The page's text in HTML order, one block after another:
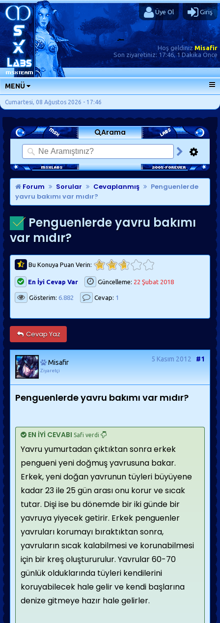
Üye Ol Giriş
Hoş geldinizMisafir
Son ziyaretiniz: 17:46, 1 Dakika Önce
MENÜ
ANA SAYFA
FORUMLAR
SORU-CEVAP
GÜNLÜKLER
SON MESAJLAR
KISAYOLLAR
Cumartesi, 08 Ağustos 2026 - 17:46
Arama
Forum Sorular Cevaplanmış
Penguenlerde
yavru bakımı var mıdır?
Penguenlerde yavru bakımı
var mıdır?
Bu Konuya Puan Verin:
En İyi Cevap Var Güncelleme: 22 Şubat 2018
Gösterim: 6.882 Cevap: 1
Cevap Yaz
Misafir
Ziyaretçi
5 Kasım 2012 #1
Penguenlerde yavru bakımı var mıdır?
EN İYİ CEVABI Safi verdi
Yavru yumurtadan çıktıktan sonra erkek
pengueni yeni doğmuş yavrusuna bakar.
Erkek, yeni doğan yavrunun tüyleri büyüyene
kadar 23 ile 25 gün arası onu korur ve sıcak
tutar. Dişi ise bu dönemde bir iki günde bir
yavruya yiyecek getirir. Erkek penguenler
yavruları korumayı bıraktıktan sonra,
yavruların sıcak kalabilmesi ve korunabilmesi
için bir kreş oluştururulur. Yavrular 60-70
günlük olduklarında tüyleri kendilerini
koruyabilecek hale gelir ve kendi başlarına
denize gitmeye hazır hale gelirler.